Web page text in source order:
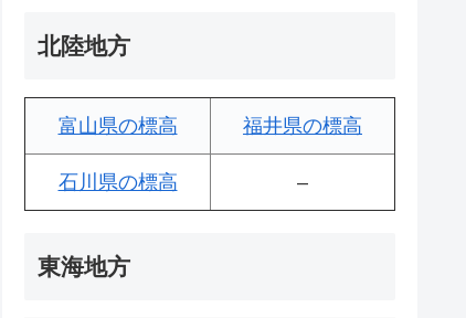
北陸地方
富山県の標高 福井県の標高
石川県の標高 –
東海地方